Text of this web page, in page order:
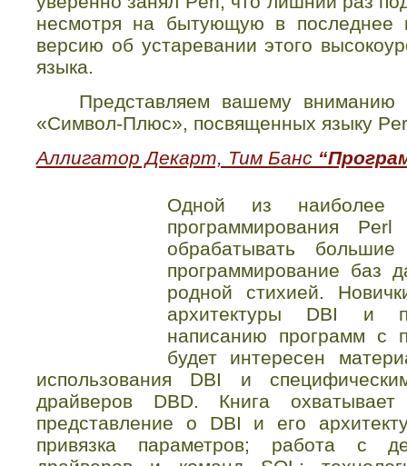
несмотря на бытующую в последнее
версию об устаревании этого
языка.
Представляем вашему вниманию
«Символ-Плюс», посвященных языку
Аллигатор Декарт, Тим Банс
Одной из наиболее
программирования
обрабатывать
программирование баз
родной стихией.
архитектуры DBI и
написанию программ с
будет интересен
использования DBI и
драйверов DBD. Книга
представление о DBI и его
привязка параметров; работа с